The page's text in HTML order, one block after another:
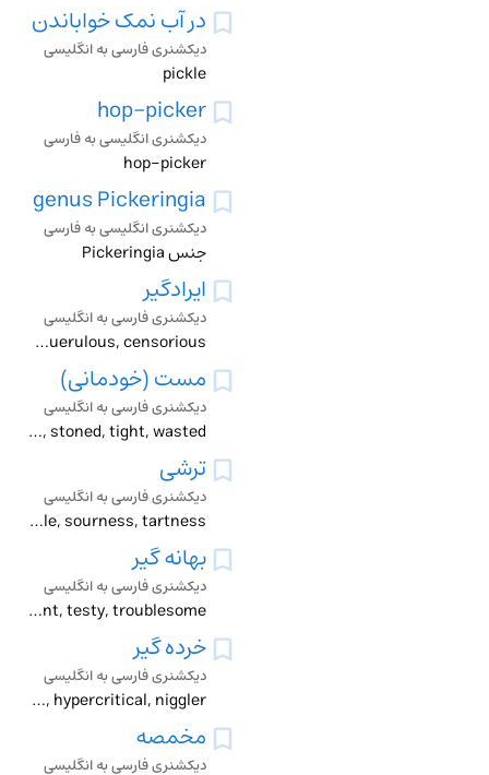
در آب نمک خواباندن
دیکشنری فارسی به انگلیسی
pickle
hop-picker
دیکشنری انگلیسی به فارسی
hop-picker
genus Pickeringia
دیکشنری انگلیسی به فارسی
جنس Pickeringia
ایرادگیر
دیکشنری فارسی به انگلیسی
fastidious, nit-picker, hypercritical, querulous, censorious
مست (خودمانی)
دیکشنری فارسی به انگلیسی
cockeyed, pickled, pie-eyed, plastered, smashed, stoned, tight, wasted
ترشی
دیکشنری فارسی به انگلیسی
acerbity, acidity, pickle, sourness, tartness
بهانه گیر
دیکشنری فارسی به انگلیسی
captious, fastidious, finicky, nit-picker, fractious, fussy, grumpy, peevish, petulant, testy, troublesome
خرده گیر
دیکشنری فارسی به انگلیسی
captious, censorious, critic, nit-picker, hypercritical, niggler
مخمصه
دیکشنری فارسی به انگلیسی